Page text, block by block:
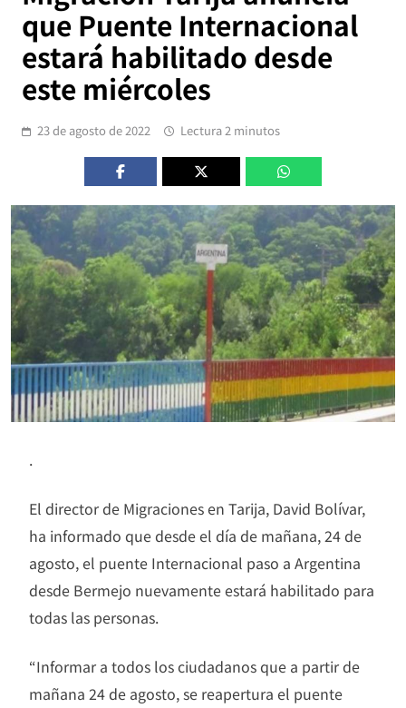
que Puente Internacional
estará habilitado desde
este miércoles
23 de agosto de 2022 Lectura 2 minutos
.
El director de Migraciones en Tarija, David Bolívar,
ha informado que desde el día de mañana, 24 de
agosto, el puente Internacional paso a Argentina
desde Bermejo nuevamente estará habilitado para
todas las personas.
“Informar a todos los ciudadanos que a partir de
mañana 24 de agosto, se reapertura el puente